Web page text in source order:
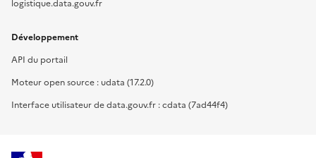
logistique.data.gouv.fr
Développement
API du portail
Moteur open source : udata (17.2.0)
Interface utilisateur de data.gouv.fr : cdata (7ad44f4)